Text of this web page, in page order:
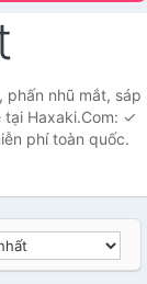
Waterproof
Mascara
The Face
Shop
phấn nhũ mắt, sáp
tại Haxaki.Com: ✓
phí toàn quốc.